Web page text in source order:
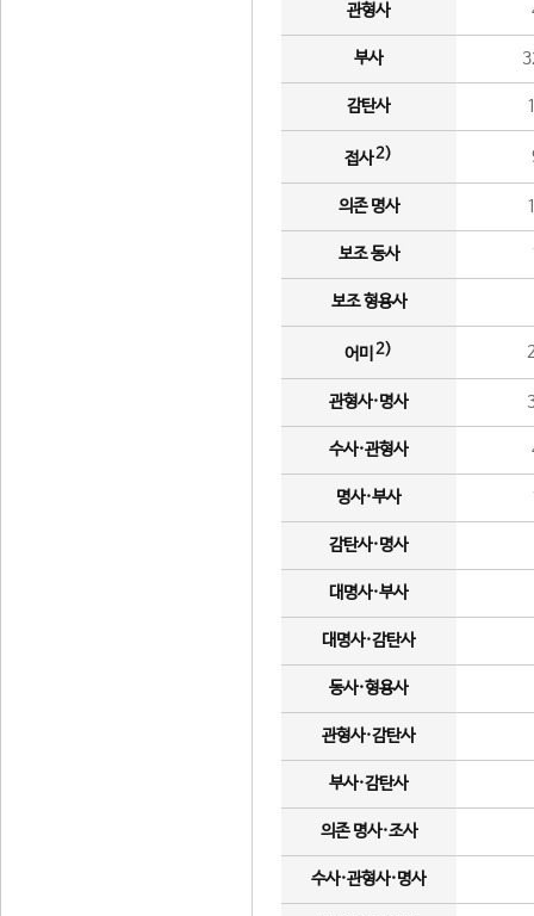
관형사
부사
감탄사
접사2)
의존 명사
보조 동사
보조 형용사
어미 2)
관형사·명사
수사·관형사
명사·부사
감탄사·명사
대명사·부사
대명사·감탄사
동사·형용사
관형사·감탄사
부사·감탄사
의존 명사·조사
수사·관형사·명사